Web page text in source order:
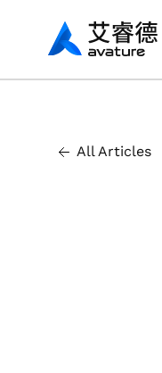
Avaturehcm
All Articles